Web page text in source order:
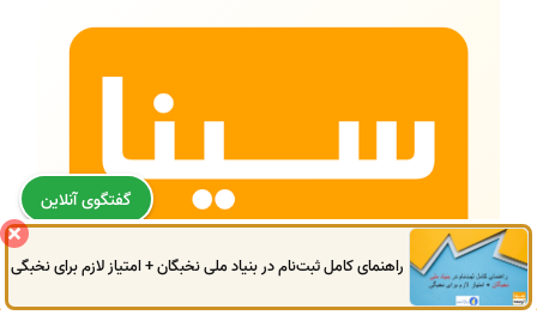
04133250787
09149724522
راهنمای کامل ثبت‌نام در بنیاد ملی نخبگان + امتیاز لازم برای نخبگی
گفتگوی آنلاین